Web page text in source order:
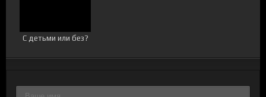
С детьми или без?